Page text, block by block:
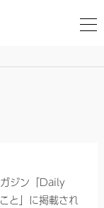
ジン「Daily
と」に掲載され